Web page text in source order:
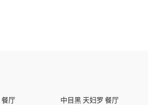
餐厅 中目黑 天妇罗 餐厅